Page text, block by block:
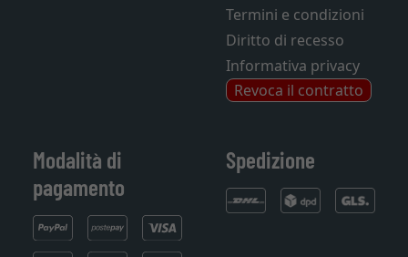
Termini e condizioni
Diritto di recesso
Informativa privacy
Revoca il contratto
Modalità di
pagamento
Spedizione